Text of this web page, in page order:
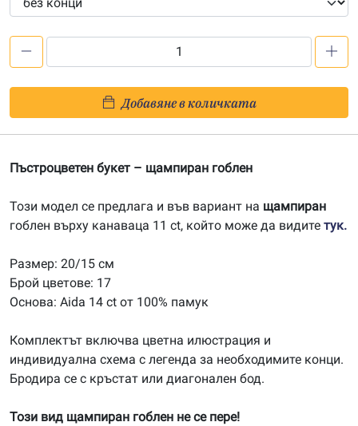
Пъстроцветен
букет
-
Aida
AB018
Добавяне в количката
Пъстроцветен букет – щампиран гоблен
Този модел се предлага и във вариант на щампиран
гоблен върху канаваца 11 ct, който може да видите тук.
Размер: 20/15 см
Брой цветове: 17
Основа: Aida 14 ct от 100% памук
Комплектът включва цветна илюстрация и
индивидуална схема с легенда за необходимите конци.
Бродира се с кръстат или диагонален бод.
Този вид щампиран гоблен не се пере!